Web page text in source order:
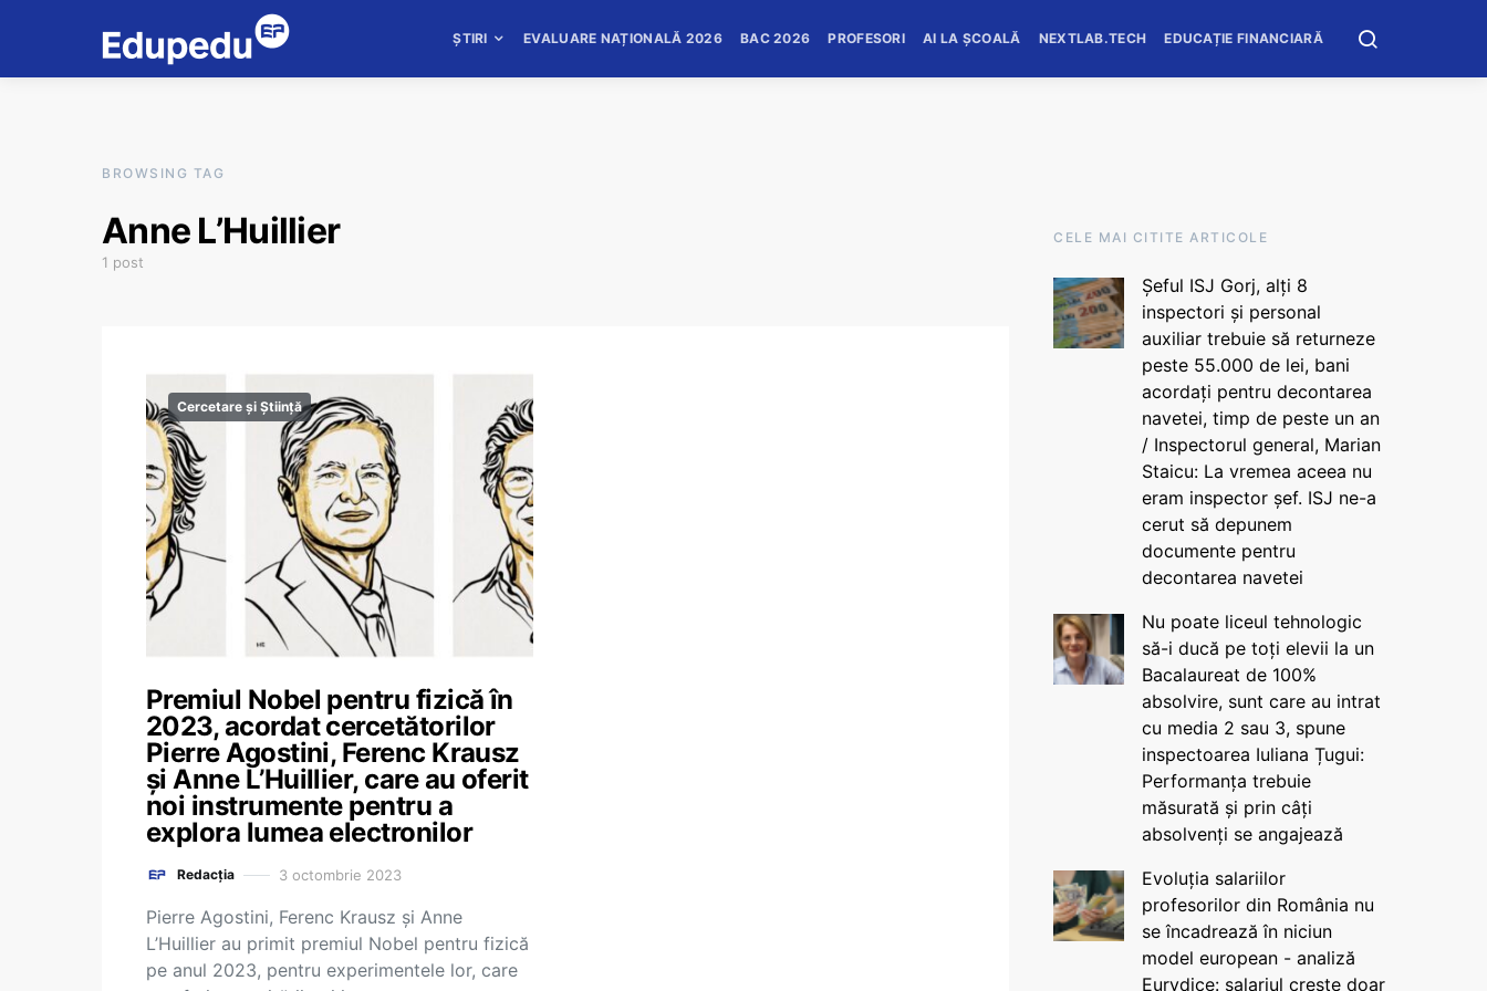
ȘTIRI EVALUARE NAȚIONALĂ 2026 BAC 2026 PROFESORI AI LA ȘCOALĂ NEXTLAB.TECH EDUCAȚIE FINANCIARĂ
BROWSING TAG
Anne L’Huillier
1 post
Cercetare și Știință
Premiul Nobel pentru fizică în
2023, acordat cercetătorilor
Pierre Agostini, Ferenc Krausz
şi Anne L’Huillier, care au oferit
noi instrumente pentru a
explora lumea electronilor
Redacția 3 octombrie 2023
Pierre Agostini, Ferenc Krausz şi Anne
L’Huillier au primit premiul Nobel pentru fizică
pe anul 2023, pentru experimentele lor, care
CELE MAI CITITE ARTICOLE
Șeful ISJ Gorj, alți 8
inspectori și personal
auxiliar trebuie să returneze
peste 55.000 de lei, bani
acordați pentru decontarea
navetei, timp de peste un an
/ Inspectorul general, Marian
Staicu: La vremea aceea nu
eram inspector șef. ISJ ne-a
cerut să depunem
documente pentru
decontarea navetei
Nu poate liceul tehnologic
să-i ducă pe toți elevii la un
Bacalaureat de 100%
absolvire, sunt care au intrat
cu media 2 sau 3, spune
inspectoarea Iuliana Țugui:
Performanța trebuie
măsurată și prin câți
absolvenți se angajează
Evoluția salariilor
profesorilor din România nu
se încadrează în niciun
model european - analiză
Eurydice: salariul crește doar